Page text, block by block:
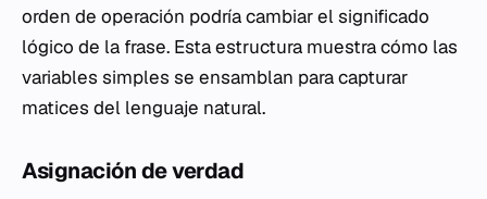
orden de operación podría cambiar el significado
lógico de la frase. Esta estructura muestra cómo las
variables simples se ensamblan para capturar
matices del lenguaje natural.
Asignación de verdad